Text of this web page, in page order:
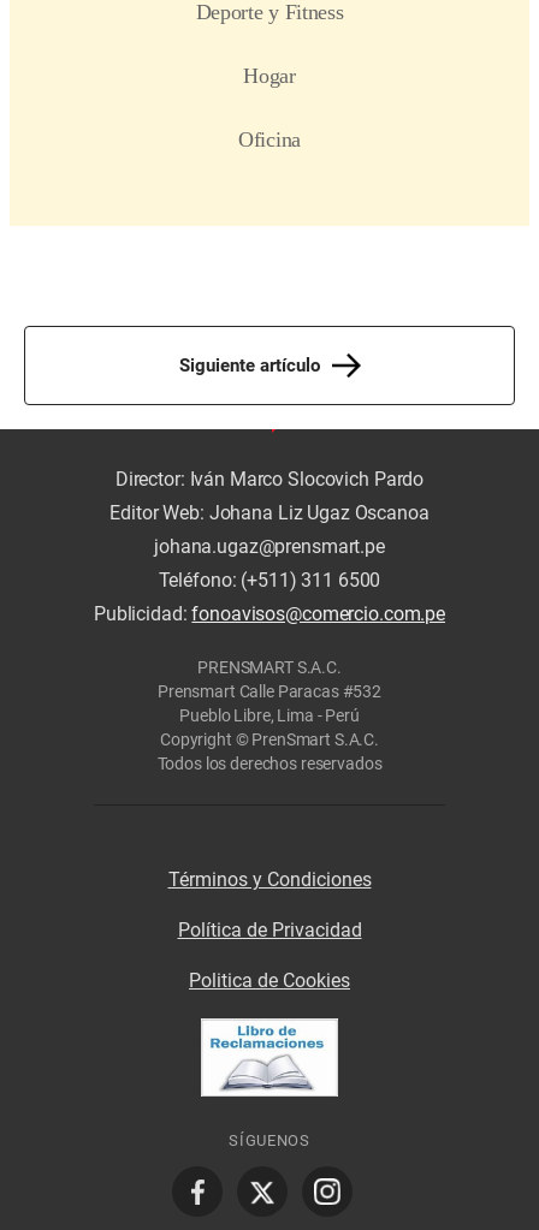
Siguiente artículo
Director: Iván Marco Slocovich Pardo
Editor Web: Johana Liz Ugaz Oscanoa
johana.ugaz@prensmart.pe
Teléfono: (+511) 311 6500
Publicidad:fonoavisos@comercio.com.pe
PRENSMART S.A.C.
Prensmart Calle Paracas #532
Pueblo Libre, Lima - Perú
Copyright © PrenSmart S.A.C.
Todos los derechos reservados
Términos y Condiciones
Política de Privacidad
Politica de Cookies
SÍGUENOS